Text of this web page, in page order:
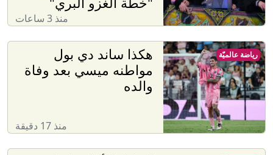
منذ 3 ساعات
هكذا ساند دي بول
مواطنه ميسي بعد وفاة
والده
منذ 17 دقيقة
رياضة عالميّة